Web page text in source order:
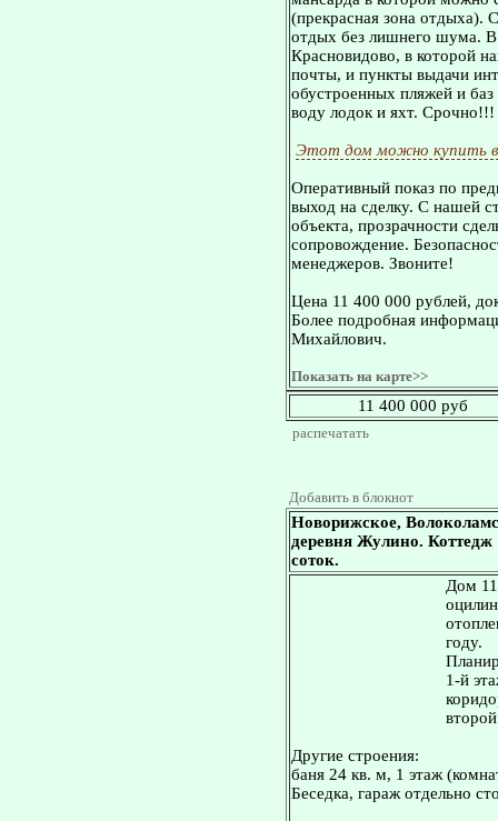
(прекрасная зона отдыха).
отдых без лишнего шума. В
Красновидово, в которой
почты, и пункты выдачи
обустроенных пляжей и
воду лодок и яхт.
Этот дом можно купить
Оперативный показ по
выход на сделку. С нашей
объекта, прозрачности
сопровождение.
менеджеров. Звоните!
Цена 11 400 000 рублей,
Более подробная
Михайлович.
Показать на карте>>
11 400 000 руб
распечатать
Добавить в блокнот
Новорижское,
деревня Жулино. Коттедж
соток.
Дом
году.
1-й
Другие строения:
баня 24 кв. м, 1 этаж
Беседка, гараж отдельно